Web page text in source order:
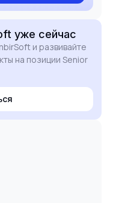
уже сейчас
и развивайте
на позиции Senior